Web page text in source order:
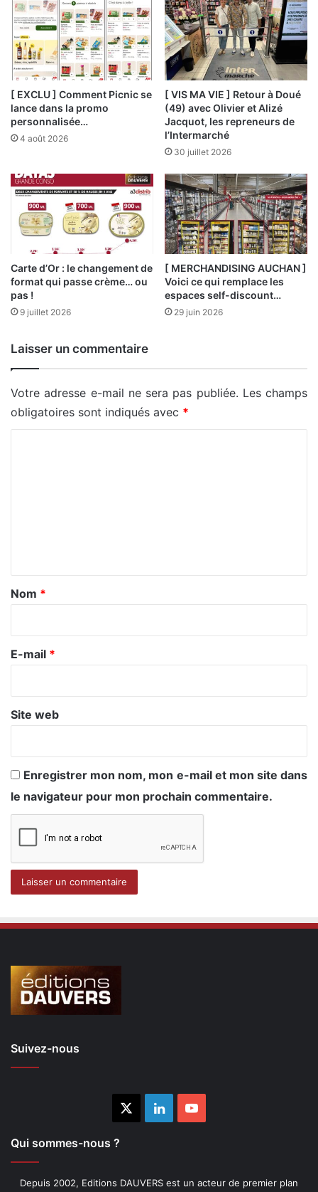
[ EXCLU ] Comment Picnic se
lance dans la promo
personnalisée…
4 août 2026
[ VIS MA VIE ] Retour à Doué
(49) avec Olivier et Alizé
Jacquot, les repreneurs de
l’Intermarché
30 juillet 2026
Carte d’Or : le changement de
format qui passe crème… ou
pas !
9 juillet 2026
[ MERCHANDISING AUCHAN ]
Voici ce qui remplace les
espaces self-discount…
29 juin 2026
Laisser un commentaire
Votre adresse e-mail ne sera pas publiée. Les champs
obligatoires sont indiqués avec *
a
r
e
Nom *
E-mail *
Site web
Enregistrer mon nom, mon e-mail et mon site dans
le navigateur pour mon prochain commentaire.
Suivez-nous
LinkedinYouTube
Qui sommes-nous ?
Depuis 2002, Editions DAUVERS est un acteur de premier plan